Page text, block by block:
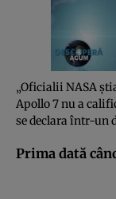
„Oficialii NASA
Apollo 7 nu a
se declara într-un
Prima dată